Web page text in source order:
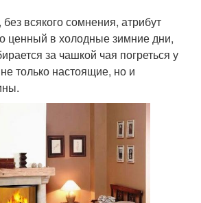
всякого сомнения, атрибут
ценный в холодные зимние дни,
за чашкой чая погреться у
только настоящие, но и